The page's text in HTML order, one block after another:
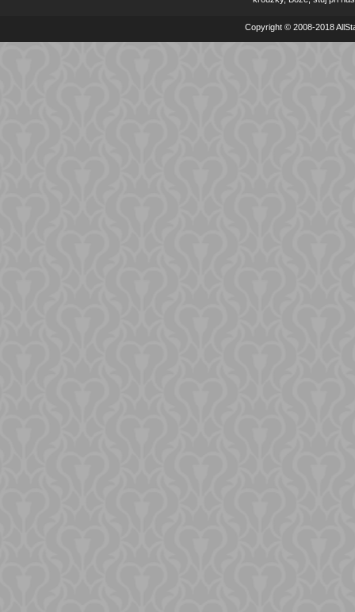
Copyright © 2008-2018